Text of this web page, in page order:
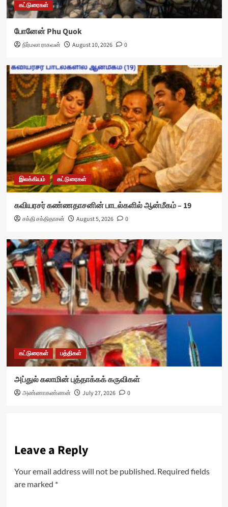
கட்டுரைகள்
போனேன் Phu Quok
நிர்மலா ராகவன் August 10, 2026 0
இலக்கியம் கட்டுரைகள்
கவியரசர் கண்ணதாசனின் பாடல்களில் ஆன்மீகம் – 19
சக்தி சக்திதாசன் August 5, 2026 0
கட்டுரைகள் பத்திகள்
அப்துல் கலாமின் புத்தாக்கக் கருவிகள்
அண்ணாகண்ணன் July 27, 2026 0
Leave a Reply
Your email address will not be published. Required fields
are marked *